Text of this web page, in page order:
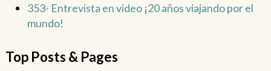
353- Entrevista en video ¡20 años viajando por el
mundo!
Top Posts & Pages